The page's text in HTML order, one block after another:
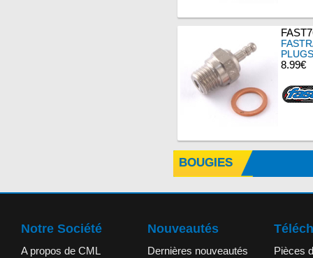
8.99€
BOUGIES
Notre Société
A propos de CML
Nouveautés
Dernières nouveautés
Pièces